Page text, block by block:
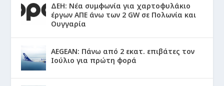
ΔΕΗ: Νέα συμφωνία για χαρτοφυλάκιο
έργων ΑΠΕ άνω των 2 GW σε Πολωνία και
Ουγγαρία
AEGEAN: Πάνω από 2 εκατ. επιβάτες τον
Ιούλιο για πρώτη φορά